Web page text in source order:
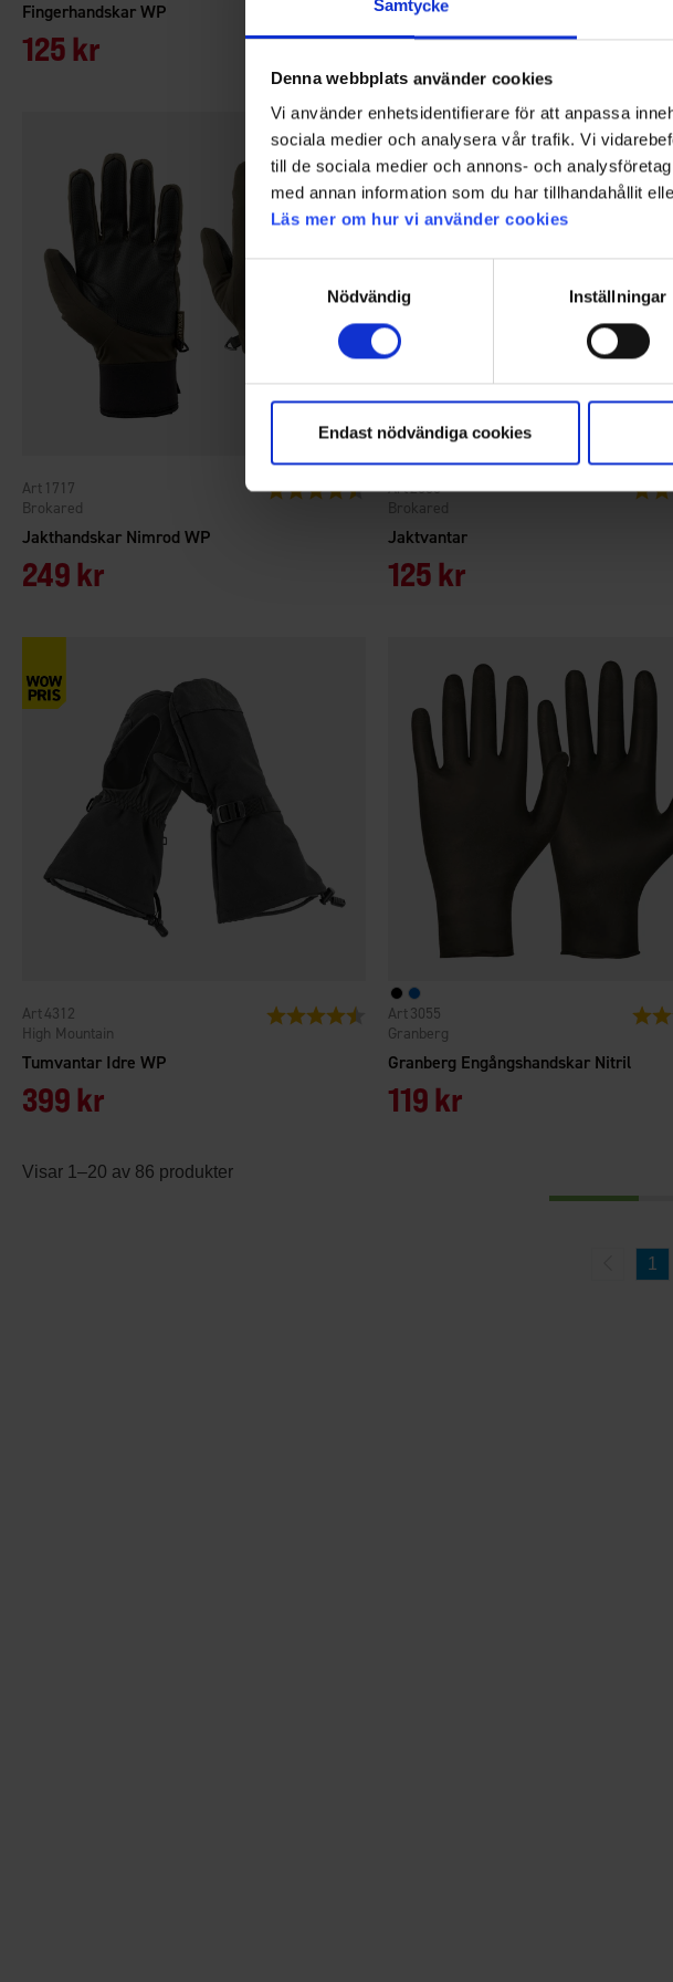
Samtycke
Denna webbplats använder cookies
Vi använder enhetsidentifierare för att anpassa
sociala medier och analysera vår trafik. Vi
till de sociala medier och annons- och
med annan information som du har tillhandahållit
Läs mer om hur vi använder cookies
Nödvändig
Inställningar
Endast nödvändiga cookies
Fingerhandskar WP
125 kr
Skinnhandskar Vildmark
Från249 kr
Jakthandskar Nimrod WP
Brokared
1717
249 kr
Betyg: 4.3 utav 5 stjärnor
Jaktvantar
Brokared
2606
125 kr
Betyg:
Tumvantar Idre WP
High Mountain
4312
399 kr
Betyg: 4.5 utav 5 stjärnor
Granberg Engångshandskar Nitril
Granberg
3055
119 kr
Betyg:
Visar 1–20 av 86 produkter
1